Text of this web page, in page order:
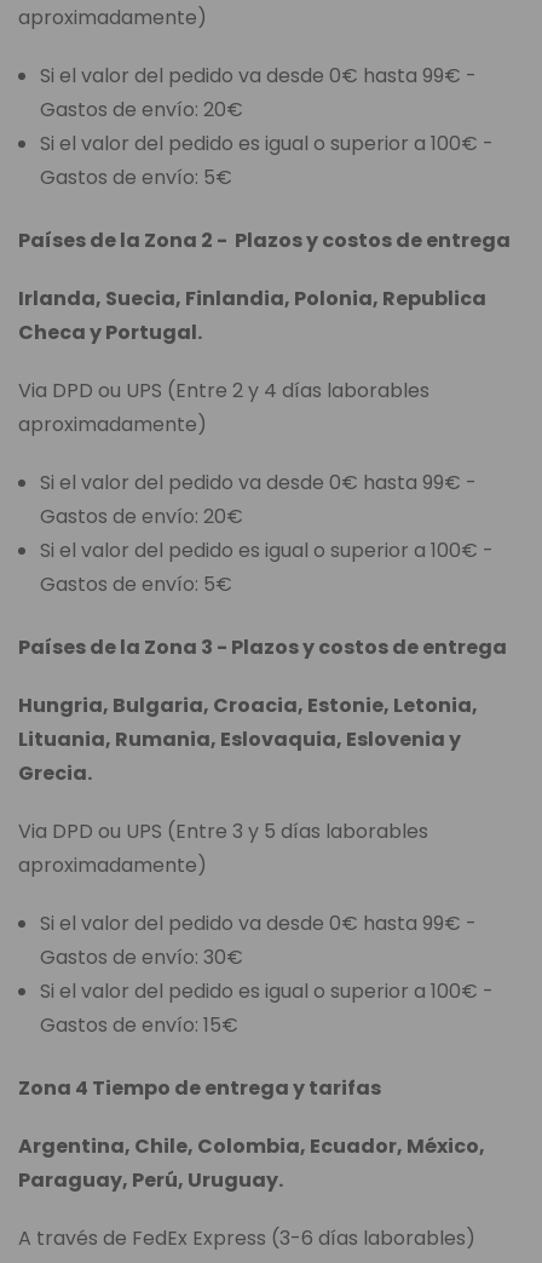
aproximadamente)
Si el valor del pedido va desde 0€ hasta 99€ -
Gastos de envío: 20€
Si el valor del pedido es igual o superior a 100€ -
Gastos de envío: 5€
Países de la Zona 2 - Plazos y costos de entrega
Irlanda, Suecia, Finlandia, Polonia, Republica
Checa y Portugal.
Via DPD ou UPS (Entre 2 y 4 días laborables
aproximadamente)
Si el valor del pedido va desde 0€ hasta 99€ -
Gastos de envío: 20€
Si el valor del pedido es igual o superior a 100€ -
Gastos de envío: 5€
Países de la Zona 3 - Plazos y costos de entrega
Hungria, Bulgaria, Croacia, Estonie, Letonia,
Lituania, Rumania, Eslovaquia, Eslovenia y
Grecia.
Via DPD ou UPS (Entre 3 y 5 días laborables
aproximadamente)
Si el valor del pedido va desde 0€ hasta 99€ -
Gastos de envío: 30€
Si el valor del pedido es igual o superior a 100€ -
Gastos de envío: 15€
Zona 4 Tiempo de entrega y tarifas
Argentina, Chile, Colombia, Ecuador, México,
Paraguay, Perú, Uruguay.
A través de FedEx Express (3-6 días laborables)